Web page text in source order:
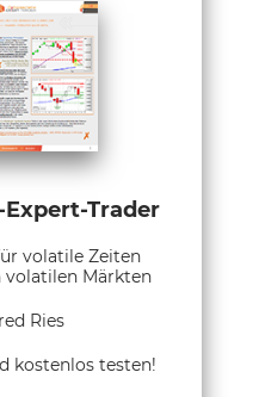
Trader
volatile Zeiten
volatilen Märkten
Ries
kostenlos testen!